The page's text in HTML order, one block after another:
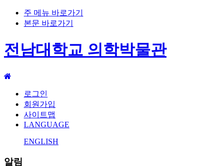
주 메뉴 바로가기
본문 바로가기
전남대학교 의학박물관
로그인
회원가입
사이트맵
LANGUAGE
ENGLISH
알림